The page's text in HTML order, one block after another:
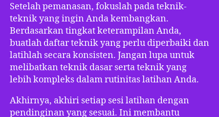
Setelah pemanasan, fokuslah pada teknik-
teknik yang ingin Anda kembangkan.
Berdasarkan tingkat keterampilan Anda,
buatlah daftar teknik yang perlu diperbaiki dan
latihlah secara konsisten. Jangan lupa untuk
melibatkan teknik dasar serta teknik yang
lebih kompleks dalam rutinitas latihan Anda.
Akhirnya, akhiri setiap sesi latihan dengan
pendinginan yang sesuai. Ini membantu